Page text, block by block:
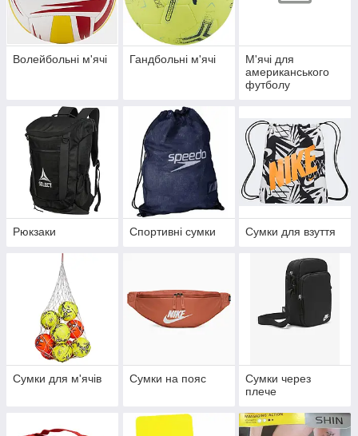
Волейбольні м'ячі Гандбольні м'ячі
М'ячі для
американського
футболу
Рюкзаки Спортивні сумки Сумки для взуття
Сумки для м'ячів Сумки на пояс
Сумки через
плече